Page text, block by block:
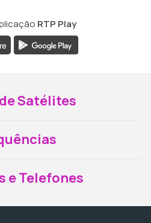
RTP Play
Satélites
e Telefones